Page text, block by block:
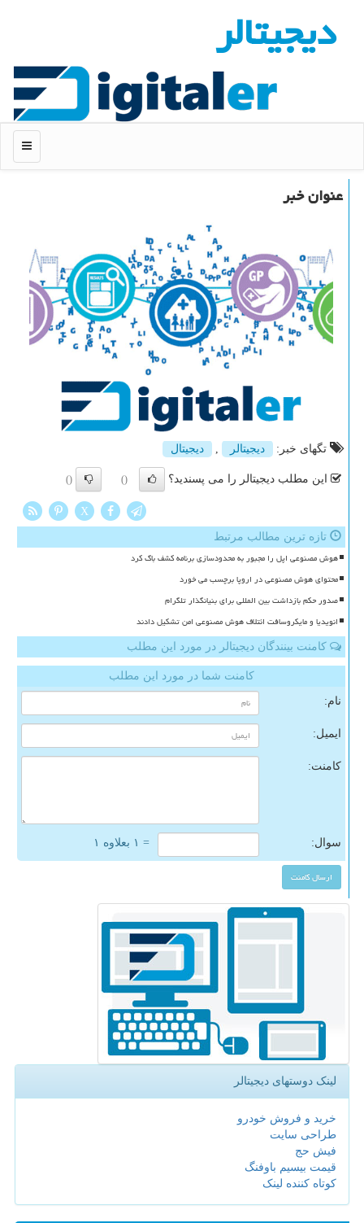
دیجیتالر
منو
عنوان خبر
تگهای خبر: دیجیتالر دیجیتال
این مطلب دیجیتالر را می پسندید؟ ()
()
X
تازه ترین مطالب مرتبط
هوش مصنوعی اپل را مجبور به محدودسازی برنامه کشف باگ کرد
محتوای هوش مصنوعی در اروپا برچسب می خورد
صدور حکم بازداشت بین المللی برای بنیانگذار تلگرام
انویدیا و مایکروسافت ائتلاف هوش مصنوعی امن تشکیل دادند
کامنت بینندگان دیجیتالر در مورد این مطلب
کامنت شما در مورد این مطلب
نام:
ایمیل:
کامنت:
سوال: = ۱ بعلاوه ۱
لینک دوستهای دیجیتالر
خرید و فروش خودرو
طراحی سایت
فیش حج
قیمت بیسیم باوفنگ
کوتاه کننده لینک